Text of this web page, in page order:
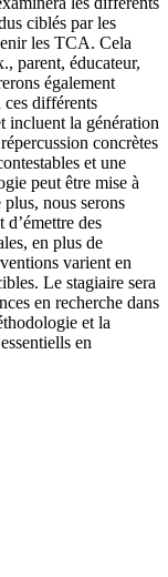
ciblés par les
les TCA. Cela
parent, éducateur,
également
ces différents
incluent la génération
concrètes
et une
peut être mise à
nous serons
d’émettre des
en plus de
varient en
Le stagiaire sera
en recherche dans
et la
en